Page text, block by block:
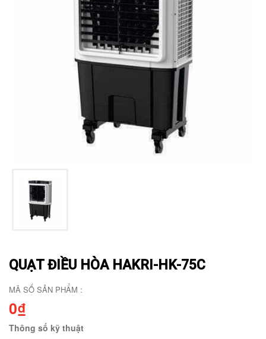
QUẠT ĐIỀU HÒA HAKRI-HK-75C
MÃ SỐ SẢN PHẨM :
0₫
Thông số kỹ thuật